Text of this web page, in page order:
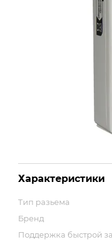
Характеристики
Тип разьема
Бренд
Поддержка быстрой